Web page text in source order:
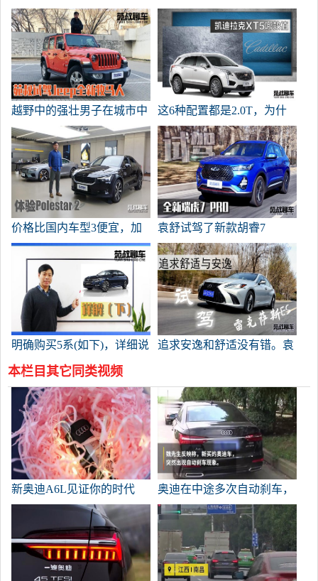
叔叔试着开雷克萨斯ES
叔叔试着开雷克萨斯ES
越野中的强壮男子在城市中
表现如何？袁叔叔测试吉普
的新牧民
这6种配置都是2.0T，为什
么你建议买中国的，并详细
解释哪种凯迪拉克XT5值？
价格比国内车型3便宜，加
速比奥迪TT快。袁舒去商
店体验北极星2
袁舒试驾了新款胡睿7
PRO。它看起来不错，而且
有很强的动力。它价值不到
15万元。
明确购买5系(如下)，详细说
明如何选择国产宝马5系
追求安逸和舒适没有错。袁
本栏目其它同类视频
新奥迪A6L见证你的时代
奥迪在中途多次自动刹车，
吓到了老司机。